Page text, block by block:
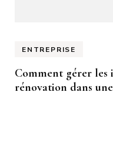
ENTREPRISE
Comment gérer les
rénovation dans